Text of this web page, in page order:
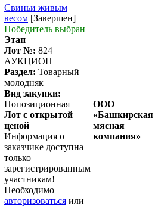
Свиньи живым
весом [Завершен]
Победитель выбран
Этап
Лот №: 824
АУКЦИОН
Раздел: Товарный
молодняк
Вид закупки:
Попозиционная
Лот с открытой
ценой
Информация о
заказчике доступна
только
зарегистрированным
участникам!
Необходимо
авторизоваться или
ООО
«Башкирская
мясная
компания»